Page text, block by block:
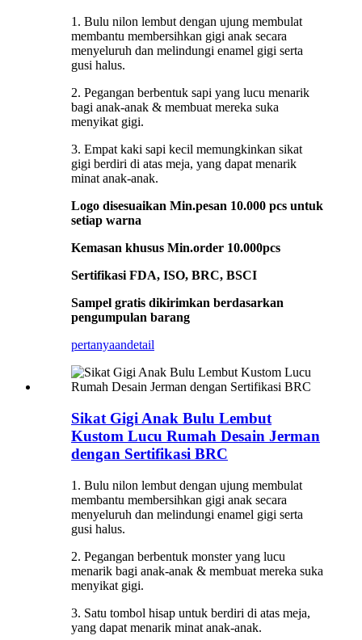
1. Bulu nilon lembut dengan ujung membulat
membantu membersihkan gigi anak secara
menyeluruh dan melindungi enamel gigi serta
gusi halus.
2. Pegangan berbentuk sapi yang lucu menarik
bagi anak-anak & membuat mereka suka
menyikat gigi.
3. Empat kaki sapi kecil memungkinkan sikat
gigi berdiri di atas meja, yang dapat menarik
minat anak-anak.
Logo disesuaikan Min.pesan 10.000 pcs untuk
setiap warna
Kemasan khusus Min.order 10.000pcs
Sertifikasi FDA, ISO, BRC, BSCI
Sampel gratis dikirimkan berdasarkan
pengumpulan barang
pertanyaandetail
Sikat Gigi Anak Bulu Lembut
Kustom Lucu Rumah Desain Jerman
dengan Sertifikasi BRC
1. Bulu nilon lembut dengan ujung membulat
membantu membersihkan gigi anak secara
menyeluruh dan melindungi enamel gigi serta
gusi halus.
2. Pegangan berbentuk monster yang lucu
menarik bagi anak-anak & membuat mereka suka
menyikat gigi.
3. Satu tombol hisap untuk berdiri di atas meja,
yang dapat menarik minat anak-anak.